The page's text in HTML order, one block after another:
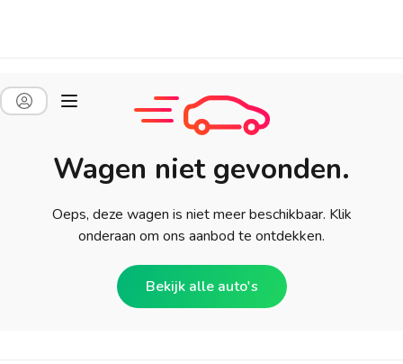
Wagen niet gevonden.
Oeps, deze wagen is niet meer beschikbaar. Klik
onderaan om ons aanbod te ontdekken.
Bekijk alle auto's